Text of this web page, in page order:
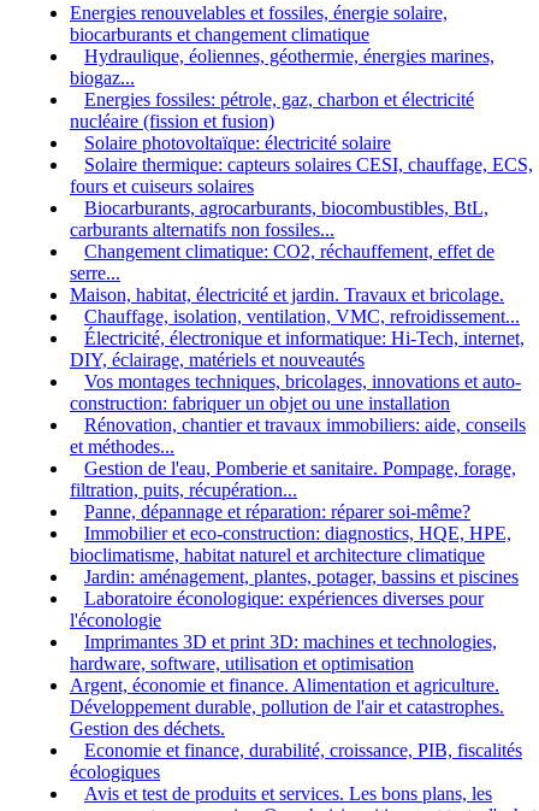
Energies renouvelables et fossiles, énergie solaire,
biocarburants et changement climatique
Hydraulique, éoliennes, géothermie, énergies marines,
biogaz...
Energies fossiles: pétrole, gaz, charbon et électricité
nucléaire (fission et fusion)
Solaire photovoltaïque: électricité solaire
Solaire thermique: capteurs solaires CESI, chauffage, ECS,
fours et cuiseurs solaires
Biocarburants, agrocarburants, biocombustibles, BtL,
carburants alternatifs non fossiles...
Changement climatique: CO2, réchauffement, effet de
serre...
Maison, habitat, électricité et jardin. Travaux et bricolage.
Chauffage, isolation, ventilation, VMC, refroidissement...
Électricité, électronique et informatique: Hi-Tech, internet,
DIY, éclairage, matériels et nouveautés
Vos montages techniques, bricolages, innovations et auto-
construction: fabriquer un objet ou une installation
Rénovation, chantier et travaux immobiliers: aide, conseils
et méthodes...
Gestion de l'eau, Pomberie et sanitaire. Pompage, forage,
filtration, puits, récupération...
Panne, dépannage et réparation: réparer soi-même?
Immobilier et eco-construction: diagnostics, HQE, HPE,
bioclimatisme, habitat naturel et architecture climatique
Jardin: aménagement, plantes, potager, bassins et piscines
Laboratoire éconologique: expériences diverses pour
l'éconologie
Imprimantes 3D et print 3D: machines et technologies,
hardware, software, utilisation et optimisation
Argent, économie et finance. Alimentation et agriculture.
Développement durable, pollution de l'air et catastrophes.
Gestion des déchets.
Economie et finance, durabilité, croissance, PIB, fiscalités
écologiques
Avis et test de produits et services. Les bons plans, les